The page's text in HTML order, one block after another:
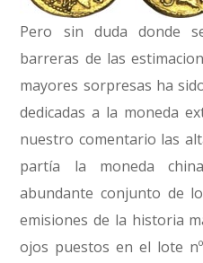
Pero sin duda donde
barreras de las
mayores sorpresas ha
dedicadas a la moneda
nuestro comentario las
partía la moneda
abundante conjunto de
emisiones de la historia
ojos puestos en el lote